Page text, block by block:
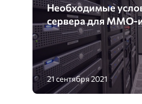
Необходимые
сервера для ММО-
21 сентября 2021